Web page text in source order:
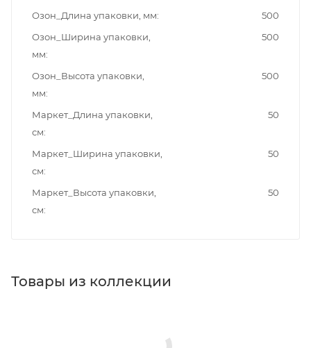
Озон_Длина упаковки, мм
500
Озон_Ширина упаковки,
мм
500
Озон_Высота упаковки,
мм
500
Маркет_Длина упаковки,
см
50
Маркет_Ширина упаковки,
см
50
Маркет_Высота упаковки,
см
50
Товары из коллекции